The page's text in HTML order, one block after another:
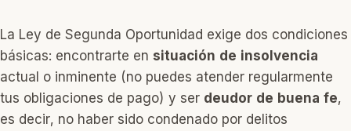
La Ley de Segunda Oportunidad exige dos condiciones
básicas: encontrarte en situación de insolvencia
actual o inminente (no puedes atender regularmente
tus obligaciones de pago) y ser deudor de buena fe,
es decir, no haber sido condenado por delitos